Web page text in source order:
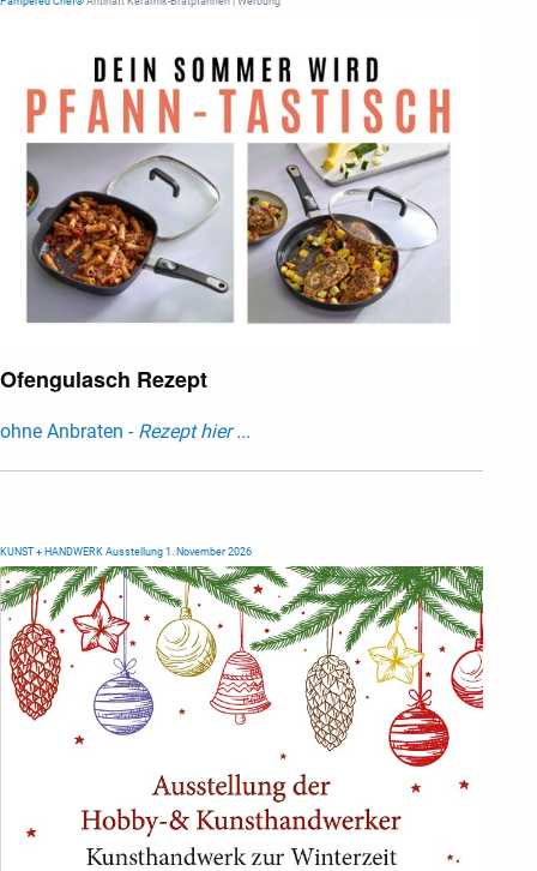
Ofengulasch Rezept
ohne Anbraten - Rezept hier ...
KUNST + HANDWERK Ausstellung 1. November 2026